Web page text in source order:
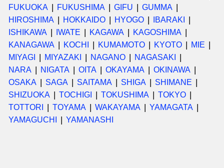
FUKUOKA
FUKUSHIMA GIFU
GUMMA
HIROSHIMA
HOKKAIDO HYOGO
IBARAKI
ISHIKAWA
IWATE KAGAWA
KAGOSHIMA
KANAGAWA
KOCHI KUMAMOTO KYOTO
MIE
MIYAGI
MIYAZAKI NAGANO
NAGASAKI
NARA
NIGATA OITA OKAYAMA
OKINAWA
OSAKA
SAGA SAITAMA SHIGA
SHIMANE
SHIZUOKA
TOCHIGI TOKUSHIMA
TOKYO
TOTTORI
TOYAMA WAKAYAMA
YAMAGATA
YAMAGUCHI
YAMANASHI